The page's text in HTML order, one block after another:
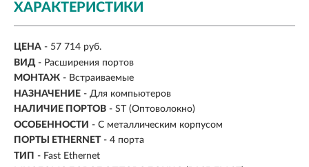
ХАРАКТЕРИСТИКИ
ЦЕНА - 57 714 руб.
ВИД - Расширения портов
МОНТАЖ - Встраиваемые
НАЗНАЧЕНИЕ - Для компьютеров
НАЛИЧИЕ ПОРТОВ - ST (Оптоволокно)
ОСОБЕННОСТИ - С металлическим корпусом
ПОРТЫ ETHERNET - 4 порта
ТИП - Fast Ethernet